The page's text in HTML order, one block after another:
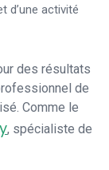
d’une activité
des résultats
de
Comme le
, spécialiste de